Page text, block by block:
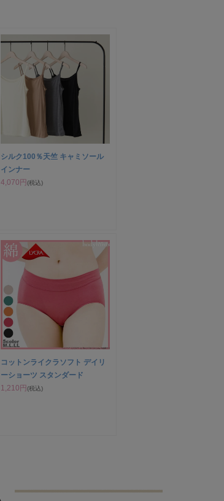
シルク100％天竺 キャミソール
インナー
4,070円(税込)
コットンライクラソフト デイリ
ーショーツ スタンダード
1,210円(税込)